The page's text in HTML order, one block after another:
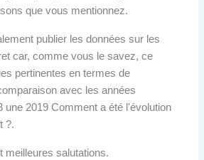
que vous mentionnez.
publier les données sur les
car, comme vous le savez, ce
pertinentes en termes de
avec les années
une 2019 Comment a été l'évolution
?.
meilleures salutations.